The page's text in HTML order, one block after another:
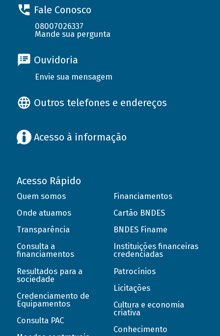
Fale Conosco
08007026337
Mande sua pergunta
Ouvidoria
Envie sua mensagem
Outros telefones e endereços
Acesso à informação
Acesso Rápido
Quem somos
Onde atuamos
Transparência
Consulta a
financiamentos
Resultados para a
sociedade
Credenciamento de
Equipamentos
Consulta PAC
Financiamentos
Cartão BNDES
BNDES Finame
Instituições financeiras
credenciadas
Patrocínios
Licitações
Cultura e economia
criativa
Conhecimento